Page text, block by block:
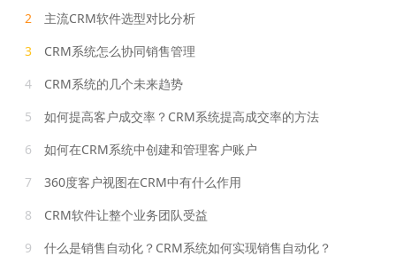
2
主流CRM软件选型对比分析
3
CRM系统怎么协同销售管理
4
CRM系统的几个未来趋势
5
如何提高客户成交率？CRM系统提高成交率的方法
6
如何在CRM系统中创建和管理客户账户
7
360度客户视图在CRM中有什么作用
8
CRM软件让整个业务团队受益
9
什么是销售自动化？CRM系统如何实现销售自动化？